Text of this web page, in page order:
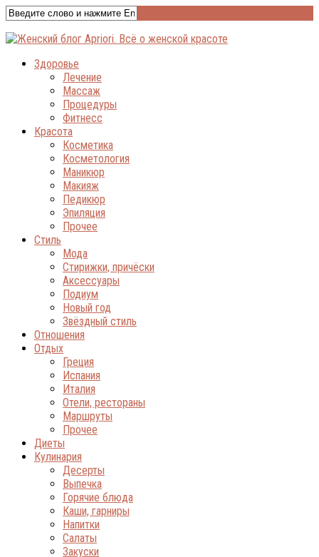
Здоровье
Лечение
Массаж
Процедуры
Фитнесс
Красота
Косметика
Косметология
Маникюр
Макияж
Педикюр
Эпиляция
Прочее
Стиль
Мода
Стирижки, причёски
Аксессуары
Подиум
Новый год
Звёздный стиль
Отношения
Отдых
Греция
Испания
Италия
Отели, рестораны
Маршруты
Прочее
Диеты
Кулинария
Десерты
Выпечка
Горячие блюда
Каши, гарниры
Напитки
Салаты
Закуски